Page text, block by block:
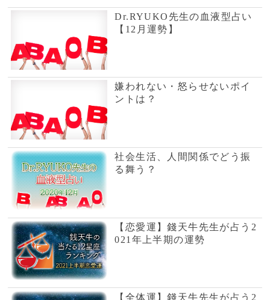
【恋愛運】錢天牛先生が占う2
021年上半期の運勢
【全体運】錢天牛先生が占う2
021年上半期の運勢
恋愛テクニック向上レッスン
～合コン最強マニュアル30 パ
【やってはいけない風水】寝
室編～睡眠不足の日が続いて
いる～
よく当たる血液型占い！恋の
告白の傾向と対策は？
恋愛テクニック向上レッスン
～イマイチ彼をイイ男に成長
させるレッスン パート1～